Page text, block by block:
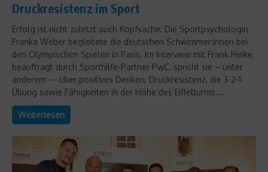
Druckresistenz im Sport
Erfolg ist nicht zuletzt auch Kopfsache: Die Sportpsychologin
Franka Weber begleitete die deutschen Schwimmer:innen bei
den Olympischen Spielen in Paris. Im Interview mit Frank Heike,
beauftragt durch Sporthilfe-Partner PwC, spricht sie – unter
anderem -– über positives Denken, Druckresistenz, die 3-2-1-
Übung sowie Fähigkeiten in der Höhe des Eiffelturms....
Weiterlesen